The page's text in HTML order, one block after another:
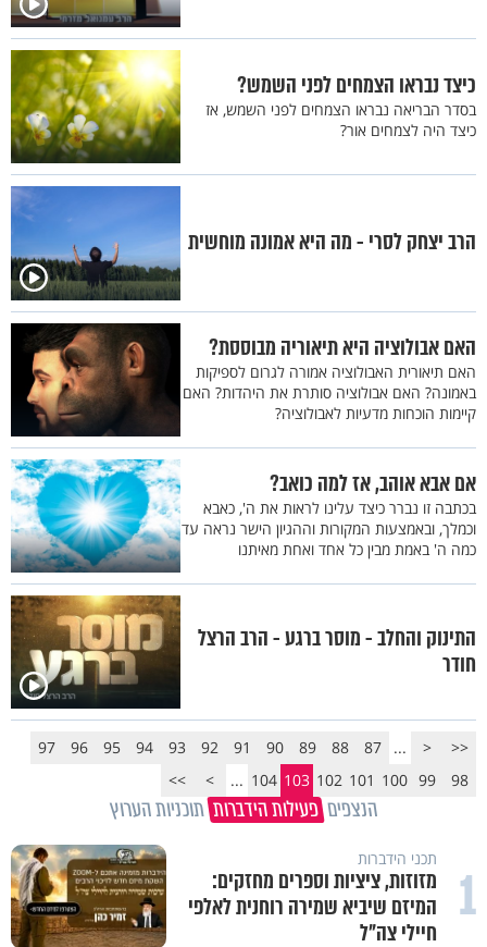
כיצד נבראו הצמחים לפני השמש?
בסדר הבריאה נבראו הצמחים לפני השמש, אז
כיצד היה לצמחים אור?
הרב יצחק לסרי - מה היא אמונה מוחשית
האם אבולוציה היא תיאוריה מבוססת?
האם תיאורית האבולוציה אמורה לגרום לספיקות
באמונה? האם אבולוציה סותרת את היהדות? האם
קיימות הוכחות מדעיות לאבולוציה?
אם אבא אוהב, אז למה כואב?
בכתבה זו נברר כיצד עלינו לראות את ה', כאבא
וכמלך, ובאמצעות המקורות וההגיון הישר נראה עד
כמה ה' באמת מבין כל אחד ואחת מאיתנו
התינוק והחלב - מוסר ברגע - הרב הרצל
חודר
<<
<
...
87
88
89
90
91
92
93
94
95
96
97
98
99
100
101
102
103
104
...
>
>>
הנצפים פעילות הידברות תוכניות הערוץ
1 תכני הידברות
מזוזות, ציציות וספרים מחזקים:
המיזם שיביא שמירה רוחנית לאלפי
חיילי צה"ל